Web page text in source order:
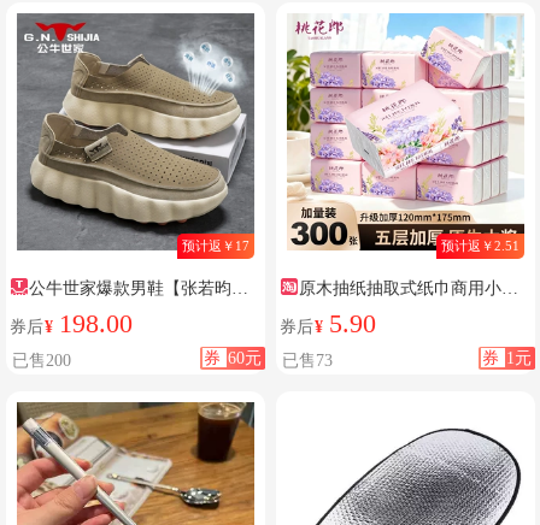
预计返￥17
公牛世家爆款男鞋【张若昀同
款】
券后¥ 198.00
券 60元
已售200
预计返￥2.51
原木抽纸抽取式纸巾商用小抽
纸家用纸巾整箱餐巾纸学生宿舍
券后¥ 5.90
券 1元
已售73